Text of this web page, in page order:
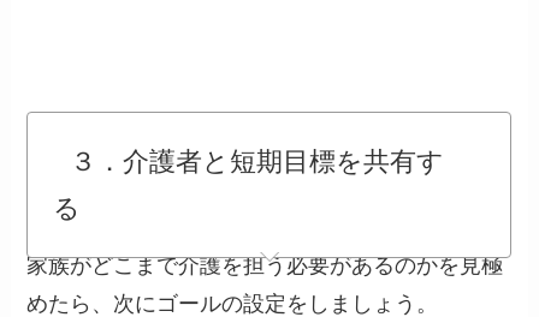
３．介護者と短期目標を共有す
る
家族がどこまで介護を担う必要があるのかを見極
めたら、次にゴールの設定をしましょう。